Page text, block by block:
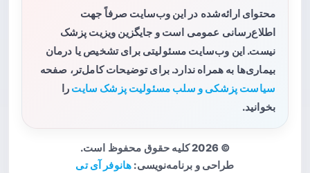
محتوای ارائه‌شده در این وب‌سایت صرفاً جهت
اطلاع‌رسانی عمومی است و جایگزین ویزیت پزشک
نیست. این وب‌سایت مسئولیتی برای تشخیص یا درمان
بیماری‌ها به همراه ندارد. برای توضیحات کامل‌تر، صفحه
سیاست پزشکی و سلب مسئولیت پزشک سایت را
بخوانید.
© 2026 کلیه حقوق محفوظ است.
طراحی و برنامه‌نویسی: هانوفر آی تی